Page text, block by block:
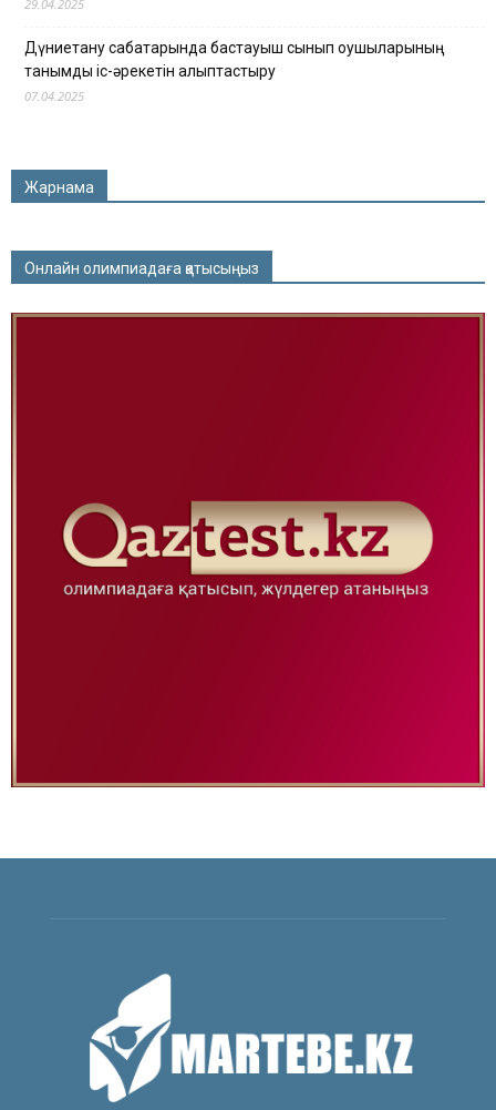
29.04.2025
Дүниетану сабақтарында бастауыш сынып оқушыларының
танымдық іс-әрекетін қалыптастыру
07.04.2025
Жарнама
Онлайн олимпиадаға қатысыңыз